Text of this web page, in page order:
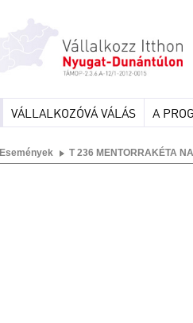
VÁLLALKOZÓVÁ VÁLÁS A
Események T 236 MENTORRAKÉTA